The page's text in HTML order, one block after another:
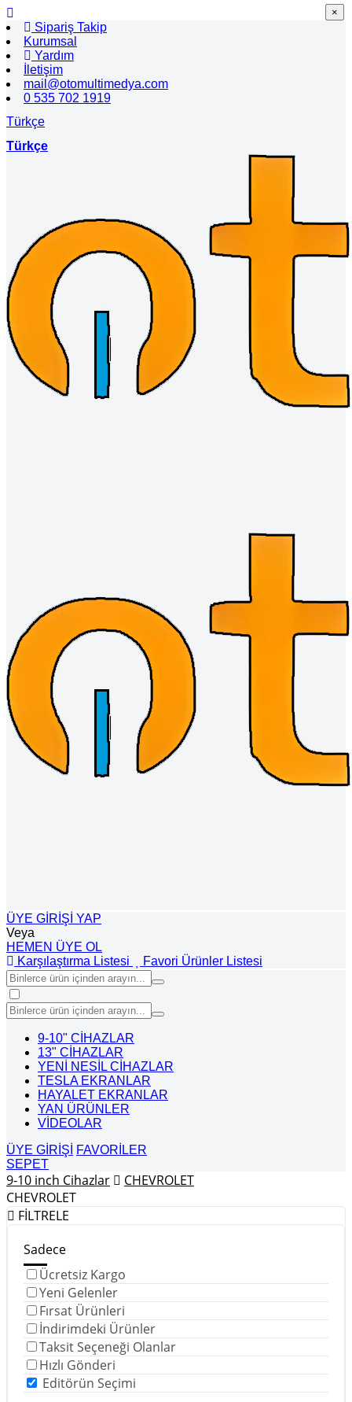
Sipariş Takip
Kurumsal
Yardım
İletişim
mail@otomultimedya.com
0 535 702 1919
Türkçe
Türkçe
ÜYE GİRİŞİ YAP
Veya
HEMEN ÜYE OL
Karşılaştırma Listesi
Favori Ürünler Listesi
9-10" CİHAZLAR
13" CİHAZLAR
YENİ NESİL CİHAZLAR
TESLA EKRANLAR
HAYALET EKRANLAR
YAN ÜRÜNLER
VİDEOLAR
ÜYE GİRİŞİ
FAVORİLER
SEPET
9-10 inch Cihazlar
CHEVROLET
CHEVROLET
FİLTRELE
Sadece
Ücretsiz Kargo
Yeni Gelenler
Fırsat Ürünleri
İndirimdeki Ürünler
Taksit Seçeneği Olanlar
Hızlı Gönderi
Editörün Seçimi
×
×